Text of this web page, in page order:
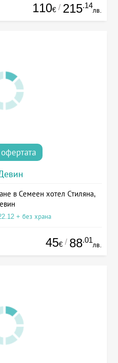
110€ / 215.14
лв.
в Семеен хотел Стиляна,
+ без храна
45€ / 88.01
лв.